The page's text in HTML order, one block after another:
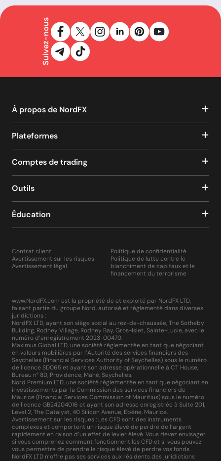
Suivez-nous
À propos de NordFX
Plateformes
Comptes de trading
Outils
Éducation
Contrat client
Avertissement sur les risques
Avertissement légal
Politique de confidentialité
Politique de lutte contre le
blanchiment de capitaux et le
financement du terrorisme
www.NordFX.com est la propriété de et exploité par NordFX LTD,
faisant partie du groupe Nord, autorisé et réglementé dans diverses
juridictions :
NordFX LTD, ayant son siège social au rez-de-chaussée, The Sotheby
Building, Rodney Village, Rodney Bay, Gros-Islet, Sainte-Lucie, avec le
numéro d’enregistrement 2023-00470.
Maximus Global LTD, une société réglementée en tant que négociant
en valeurs mobilières par l’Autorité des services financiers des
Seychelles (Financial Services Authority of Seychelles) sous le numéro
de licence SD065 et ayant son adresse opérationnelle à CT House,
Bureau n° 8D, Providence, Mahé, Seychelles.
Nord Premium LTD, une société réglementée en tant que négociant en
investissements par la Commission des services financiers de
Maurice (Financial Services Commission of Mauritius) sous le numéro
de licence GB24204016 et ayant son adresse enregistrée à Suite 201,
Level 2, The Catalyst, 40 Silicon Avenue, Ebène, Maurice.
Avertissement sur les risques : Les CFD sont des instruments
complexes et comportent un risque élevé de perdre de l’argent
rapidement en raison d’un effet de levier élevé. Vous devez envisager
si vous comprenez comment fonctionnent les CFD et si vous pouvez
vous permettre de prendre le risque élevé de perdre vos fonds.
NordFX LTD n’offre pas ses services aux résidents des juridictions